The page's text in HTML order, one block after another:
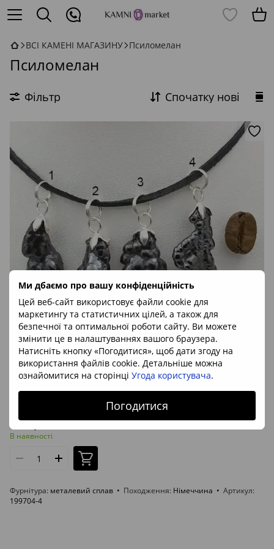
Ми дбаємо про вашу конфіденційність
Цей веб-сайт використовує файли cookie для
маркетингу та статистичних цілей, а також для
безпечної та оптимальної роботи сайту. Ви можете
змінити це в налаштуваннях вашого браузера.
Натисніть кнопку «Погодитися», щоб дати згоду на
використання файлів cookie. Детальніше можна
ознайомитися на сторінці Угода користувача.
Погодитися
ВСІ КАМЕНІ МАГАЗИНУ Псиломелан
Псиломелан
Фільтр Спочатку нові
Артикул: 199704-4
Кулон з псиломелану на шкіряному шнурку
315 грн
В наявності
Фурнітура металевий сплав Походження Німеччина
Артикул
199704-4